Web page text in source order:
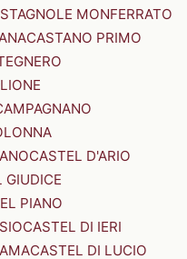
MONFERRATO
CASTANO PRIMO
CASTEL D'ARIO
GIUDICE
PIANO
CASTEL DI IERI
CASTEL DI LUCIO